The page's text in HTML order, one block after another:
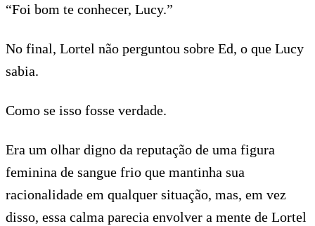
“Foi bom te conhecer, Lucy.”
No final, Lortel não perguntou sobre Ed, o que Lucy
sabia.
Como se isso fosse verdade.
Era um olhar digno da reputação de uma figura
feminina de sangue frio que mantinha sua
racionalidade em qualquer situação, mas, em vez
disso, essa calma parecia envolver a mente de Lortel